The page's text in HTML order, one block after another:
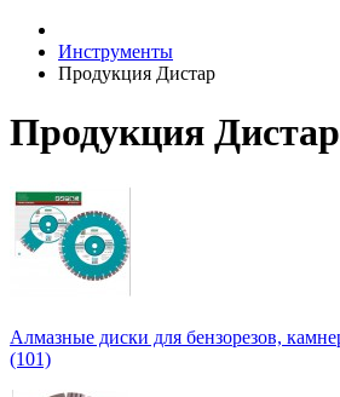
Инструменты
Продукция Дистар
Продукция Дистар
Алмазные диски для бензорезов,
(101)